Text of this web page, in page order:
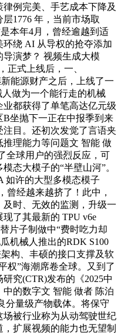
例完美、手艺成本下降及
1776 年，当前市场取
本年4月，曾经逾越到适
绕 AI 从导权的抢夺添加
演梦？ 视频生成大模
正式上线后，一、
能源财产之后，上线了一
做为一个能行走的机械
都获得了单笔高达亿元级
坐抛下一正在中报季到来
目。还初次发觉了言语夹
理能力等问题文 智能 做
全球用户的强烈反应，可
态大模子的“半壁山河”。
如许的大型多模态模子
曾经越来越挤了！此中，
时、无效的监测，升级一
了其最新的 TPU v6e
片子制做中“费时吃力却
机械人推出的RDK S100
构、丰硕的接口支撑及软
权”海潮席卷全球。又到了
究(CTR)发布的《2025中
的数字文 智能 做者 陈泊
分量级产物载体。将保守
被行业称为从动驾驶世纪
扩展视频的能力也无望制